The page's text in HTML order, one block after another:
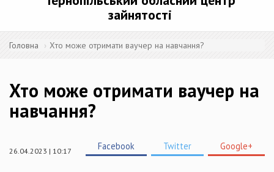
зайнятості
Головна Хто може отримати ваучер на навчання?
Хто може отримати ваучер на
навчання?
26.04.2023 | 10:17 Facebook Twitter Google+